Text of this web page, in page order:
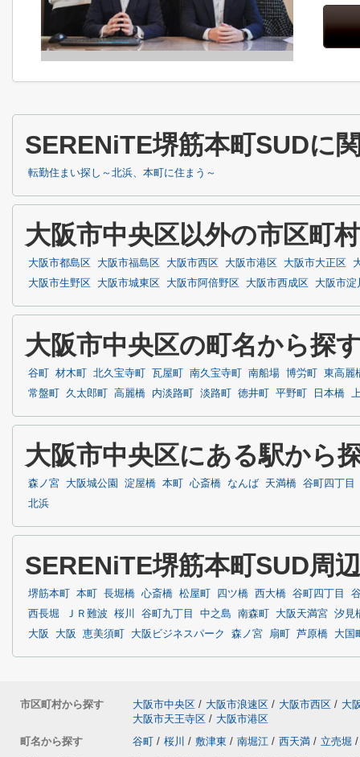
SERENiTE堺筋本町SUDに
転勤住まい探し～北浜、本町に住まう～
大阪市中央区以外の市区町
大阪市都島区 大阪市福島区 大阪市西区 大阪市港区 大阪市大正区
大阪市生野区
大阪市城東区 大阪市阿倍野区 大阪市西成区 大阪市淀
大阪市中央区の町名から探
谷町 材木町 北久宝寺町 瓦屋町 南久宝寺町 南船場 博労町
東高麗
常盤町
久太郎町 高麗橋 内淡路町 淡路町 徳井町 平野町 日本橋
大阪市中央区にある駅から
森ノ宮 大阪城公園 淀屋橋 本町 心斎橋 なんば 天満橋 谷町四丁目
北浜
SERENiTE堺筋本町SUD周
堺筋本町 本町 長堀橋 心斎橋 松屋町 四ツ橋 西大橋 谷町四丁目
西長堀
ＪＲ難波 桜川 谷町九丁目 中之島 南森町 大阪天満宮 汐見
大阪
大阪 恵美須町 大阪ビジネスパーク 森ノ宮 扇町 芦原橋 大国
市区町村から探す 大阪市中央区 / 大阪市浪速区 / 大阪市西区 / 大
大阪市天王寺区 / 大阪市港区
町名から探す
谷町 / 桜川 / 敷津東 / 南堀江 / 西天満 / 立売堀 /